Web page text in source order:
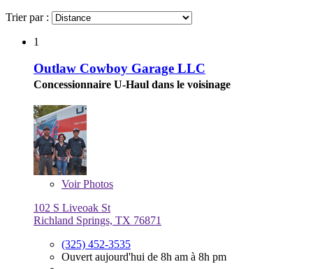
Trier par :
1
Outlaw Cowboy Garage LLC
Concessionnaire U-Haul dans le voisinage
VoirPhotos
102 S Liveoak St
Richland Springs, TX 76871
(325) 452-3535
Ouvert aujourd'hui de 8h am à 8h pm